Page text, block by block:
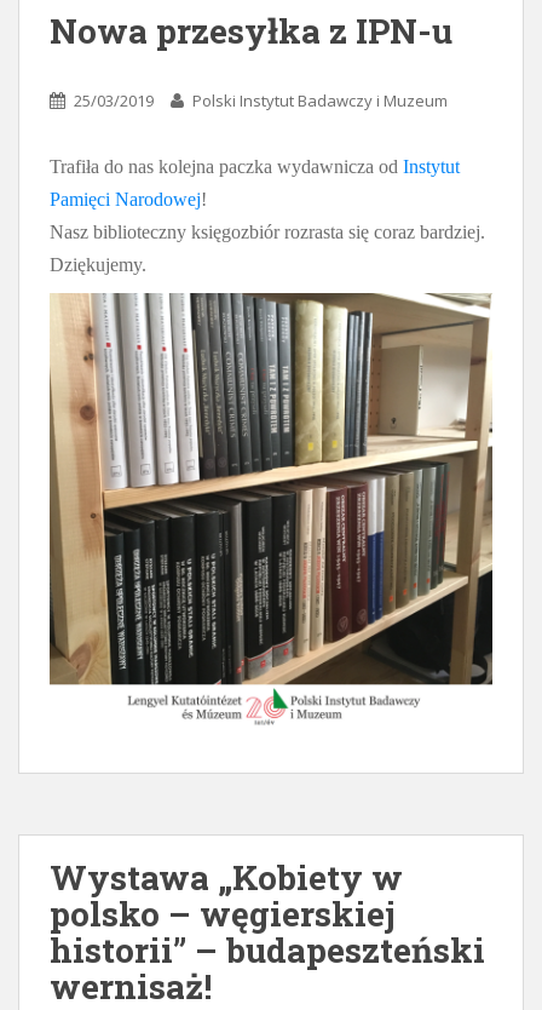
Nowa przesyłka z IPN-u
25/03/2019 Polski Instytut Badawczy i Muzeum
Trafiła do nas kolejna paczka wydawnicza od Instytut
Pamięci Narodowej!
Nasz biblioteczny księgozbiór rozrasta się coraz bardziej.
Dziękujemy.
Wystawa „Kobiety w
polsko – węgierskiej
historii” – budapeszteński
wernisaż!